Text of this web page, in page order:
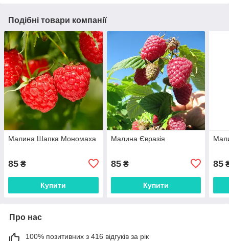
Подібні товари компанії
Малина Шапка Мономаха
85 ₴
Купити
Малина Євразія
85₴
Купити
85
Про нас
100% позитивних з 416 відгуків за рік